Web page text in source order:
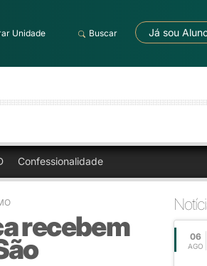
Unidade Buscar Já sou
Confessionalidade
recebem 06
AGO